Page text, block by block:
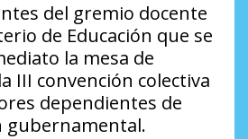
del gremio docente
de Educación que se
la mesa de
III convención colectiva
dependientes de
gubernamental.